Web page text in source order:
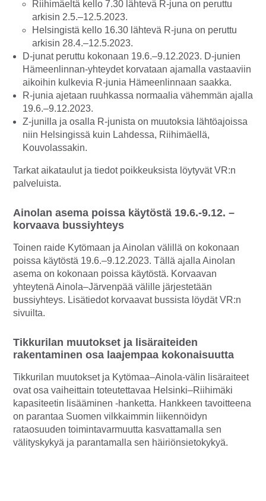
Riihimäeltä kello 7.30 lähtevä R-juna on peruttu
arkisin 2.5.–12.5.2023.
Helsingistä kello 16.30 lähtevä R-juna on peruttu
arkisin 28.4.–12.5.2023.
D-junat peruttu kokonaan 19.6.–9.12.2023. D-junien
Hämeenlinnan-yhteydet korvataan ajamalla vastaaviin
aikoihin kulkevia R-junia Hämeenlinnaan saakka.
R-junia ajetaan ruuhkassa normaalia vähemmän ajalla
19.6.–9.12.2023.
Z-junilla ja osalla R-junista on muutoksia lähtöajoissa
niin Helsingissä kuin Lahdessa, Riihimäellä,
Kouvolassakin.
Tarkat aikataulut ja tiedot poikkeuksista löytyvät VR:n
palveluista.
Ainolan asema poissa käytöstä 19.6.-9.12. –
korvaava bussiyhteys
Toinen raide Kytömaan ja Ainolan välillä on kokonaan
poissa käytöstä 19.6.–9.12.2023. Tällä ajalla Ainolan
asema on kokonaan poissa käytöstä. Korvaavan
yhteytenä Ainola–Järvenpää välille järjestetään
bussiyhteys. Lisätiedot korvaavat bussista löydät VR:n
sivuilta.
Tikkurilan muutokset ja lisäraiteiden
rakentaminen osa laajempaa kokonaisuutta
Tikkurilan muutokset ja Kytömaa–Ainola-välin lisäraiteet
ovat osa vaiheittain toteutettavaa Helsinki–Riihimäki
kapasiteetin lisääminen -hanketta. Hankkeen tavoitteena
on parantaa Suomen vilkkaimmin liikennöidyn
rataosuuden toimintavarmuutta kasvattamalla sen
välityskykyä ja parantamalla sen häiriönsietokykyä.